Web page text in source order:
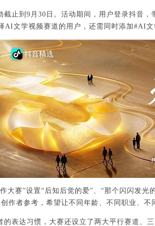
截止到9月30日。活动期间，用户登录抖音
AI文学视频赛道的用户，还需同时添加#AI
大赛”设置“后知后觉的爱”、“那个闪闪发光
作者参考，希望让不同年龄、不同职业、不
的表达习惯，大赛还设立了两大平行赛道、